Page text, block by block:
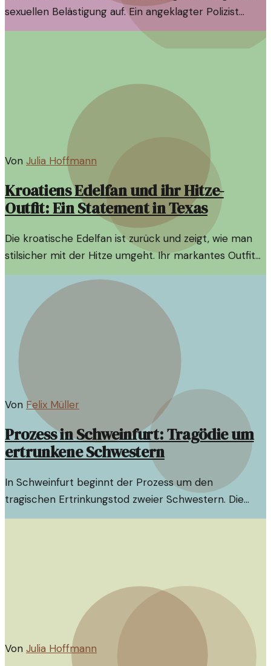
sexuellen Belästigung auf. Ein angeklagter Polizist
steht im Mittelpunkt der Diskussion über den Umgang
Von Julia Hoffmann
Kroatiens Edelfan und ihr Hitze-
Outfit: Ein Statement in Texas
Die kroatische Edelfan ist zurück und zeigt, wie man
stilsicher mit der Hitze umgeht. Ihr markantes Outfit
sorgt für Aufsehen und Diskussionen.
Von Felix Müller
Prozess in Schweinfurt: Tragödie um
ertrunkene Schwestern
In Schweinfurt beginnt der Prozess um den
tragischen Ertrinkungstod zweier Schwestern. Die
Umstände des Vorfalls werfen viele Fragen auf und
Von Julia Hoffmann